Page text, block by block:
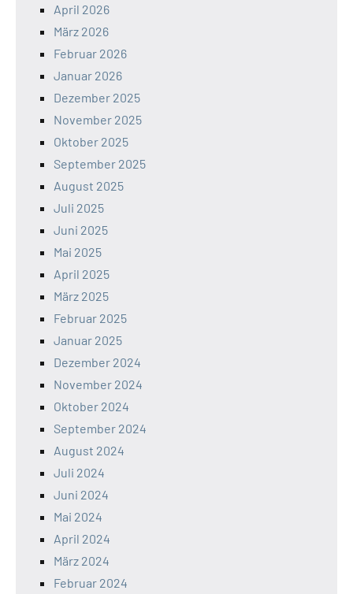
April 2026
März 2026
Februar 2026
Januar 2026
Dezember 2025
November 2025
Oktober 2025
September 2025
August 2025
Juli 2025
Juni 2025
Mai 2025
April 2025
März 2025
Februar 2025
Januar 2025
Dezember 2024
November 2024
Oktober 2024
September 2024
August 2024
Juli 2024
Juni 2024
Mai 2024
April 2024
März 2024
Februar 2024